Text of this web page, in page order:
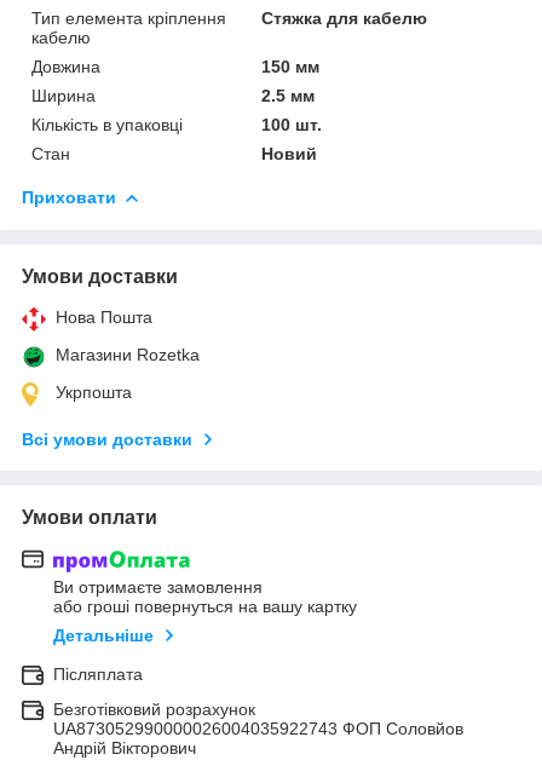
Тип елемента кріплення
кабелю
Стяжка для кабелю
Довжина
150 мм
Ширина
2.5 мм
Кількість в упаковці
100 шт.
Стан
Новий
Приховати
Умови доставки
Нова Пошта
Магазини Rozetka
Укрпошта
Всі умови доставки
Умови оплати
Ви отримаєте замовлення
або гроші повернуться на вашу картку
Детальніше
Післяплата
Безготівковий розрахунок
UA873052990000026004035922743 ФОП Соловйов
Андрій Вікторович